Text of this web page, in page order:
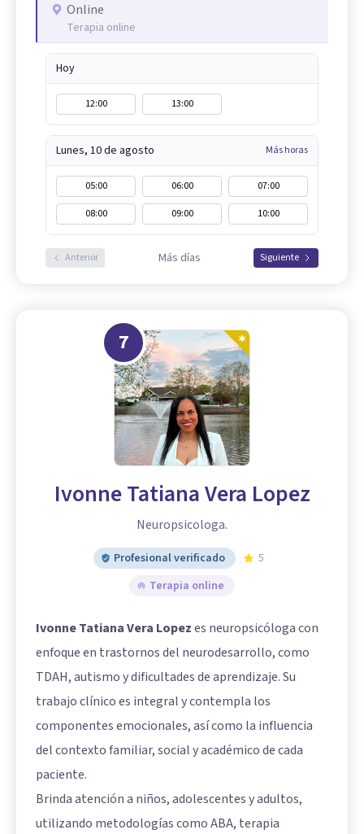
Online
Terapia online
Hoy
12:00 13:00
Lunes, 10 de agosto Más horas
05:00 06:00
07:00
08:00
09:00 10:00
Anterior Más días Siguiente
7
Ivonne Tatiana Vera Lopez
Neuropsicologa.
Profesional verificado
5
Terapia online
Ivonne Tatiana Vera Lopezes neuropsicóloga con
enfoque en trastornos del neurodesarrollo, como
TDAH, autismo y dificultades de aprendizaje. Su
trabajo clínico es integral y contempla los
componentes emocionales, así como la influencia
del contexto familiar, social y académico de cada
paciente.
Brinda atención a niños, adolescentes y adultos,
utilizando metodologías como ABA, terapia